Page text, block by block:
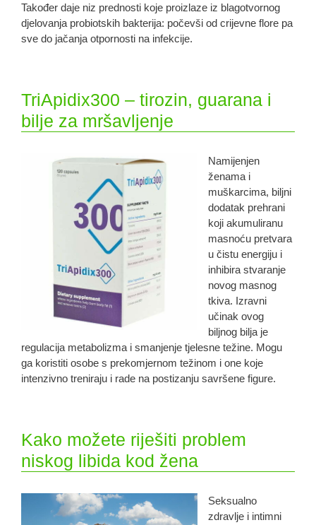
Također daje niz prednosti koje proizlaze iz blagotvornog
djelovanja probiotskih bakterija: počevši od crijevne flore pa
sve do jačanja otpornosti na infekcije.
TriApidix300 – tirozin, guarana i
bilje za mršavljenje
Namijenjen
ženama i
muškarcima, biljni
dodatak prehrani
koji akumuliranu
masnoću pretvara
u čistu energiju i
inhibira stvaranje
novog masnog
tkiva. Izravni
učinak ovog
biljnog bilja je
regulacija metabolizma i smanjenje tjelesne težine. Mogu
ga koristiti osobe s prekomjernom težinom i one koje
intenzivno treniraju i rade na postizanju savršene figure.
Kako možete riješiti problem
niskog libida kod žena
Seksualno
zdravlje i intimni